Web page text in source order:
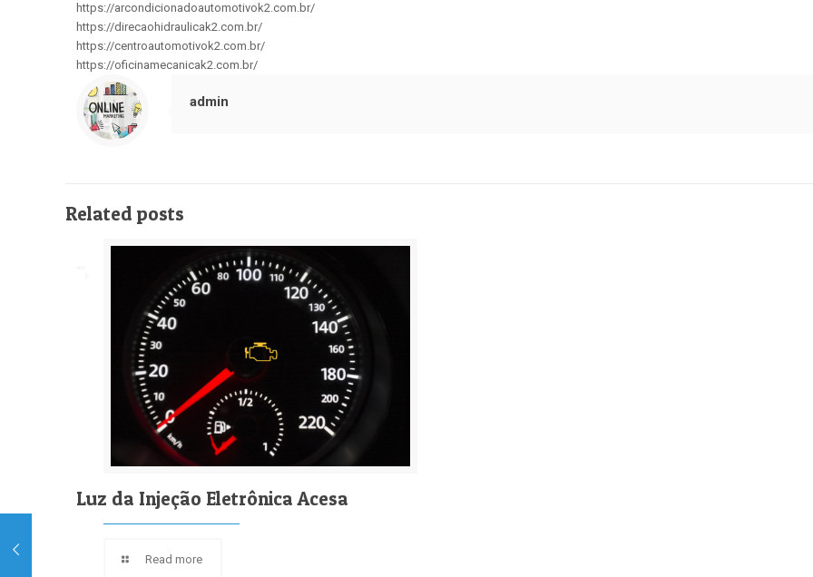
https://arcondicionadoautomotivok2.com.br/
https://direcaohidraulicak2.com.br/
https://centroautomotivok2.com.br/
https://oficinamecanicak2.com.br/
admin
Related posts
Luz da Injeção Eletrônica Acesa
Read more